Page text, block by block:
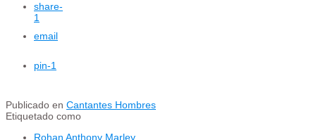
share-
1
email
pin-1
Publicado en Cantantes Hombres
Etiquetado como
Rohan Anthony Marley